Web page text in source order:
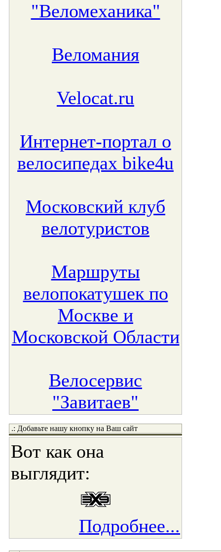
"Веломеханика"
Веломания
Velocat.ru
Интернет-портал о
велосипедах bike4u
Московский клуб
велотуристов
Маршруты
велопокатушек по
Москве и
Московской Области
Велосервис
"Завитаев"
.: Добавьте нашу кнопку на Ваш сайт
Вот как она
выглядит:
Подробнее...